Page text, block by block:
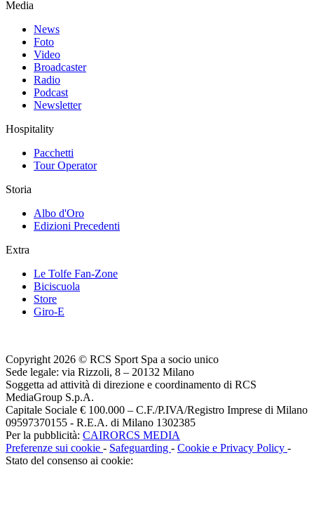
Media
News
Foto
Video
Broadcaster
Radio
Podcast
Newsletter
Hospitality
Pacchetti
Tour Operator
Storia
Albo d'Oro
Edizioni Precedenti
Extra
Le Tolfe Fan-Zone
Biciscuola
Store
Giro-E
Copyright 2026 © RCS Sport Spa a socio unico
Sede legale: via Rizzoli, 8 – 20132 Milano
Soggetta ad attività di direzione e coordinamento di RCS
MediaGroup S.p.A.
Capitale Sociale € 100.000 – C.F./P.IVA/Registro Imprese di Milano
09597370155 - R.E.A. di Milano 1302385
Per la pubblicità: CAIRORCS MEDIA
Preferenze sui cookie - Safeguarding - Cookie e Privacy Policy -
Stato del consenso ai cookie: